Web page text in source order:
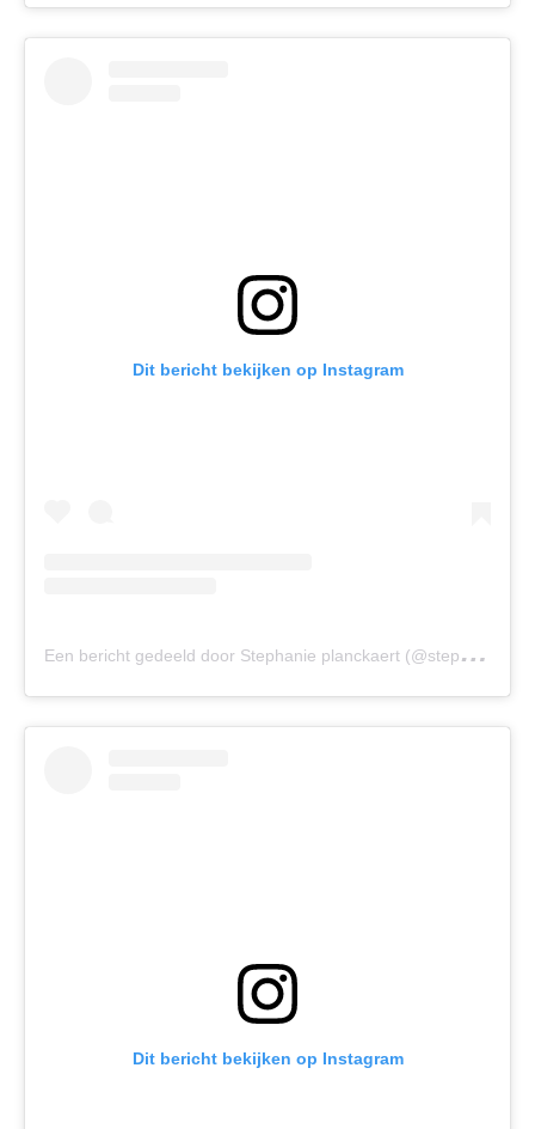
Dit bericht bekijken op Instagram
E
en bericht gedeeld door Stephanie planckaert (@stephanieplanckaert)
Dit bericht bekijken op Instagram